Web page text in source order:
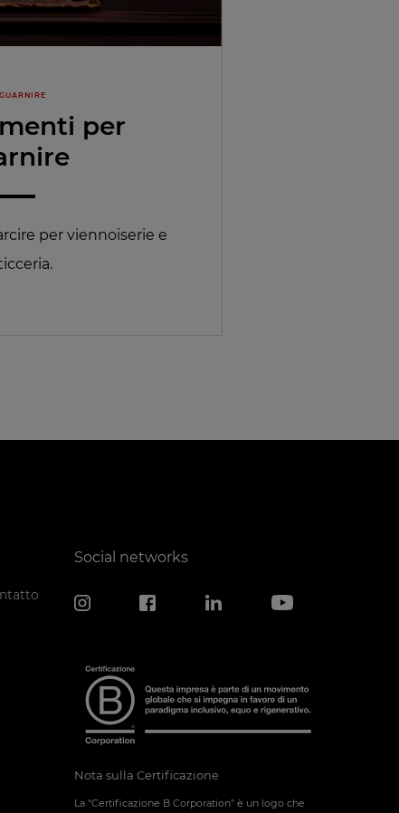
per
per viennoiserie e
Social networks
Nota sulla Certificazione
La “Certificazione B Corporation” è un logo che